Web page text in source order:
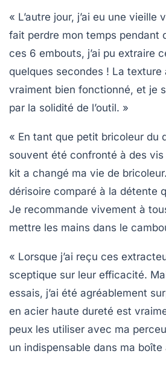
« L’autre jour, j’ai eu une vieille
fait perdre mon temps pendant
ces 6 embouts, j’ai pu extraire
quelques secondes ! La texture
vraiment bien fonctionné, et je
par la solidité de l’outil. »
« En tant que petit bricoleur du
souvent été confronté à des vis
kit a changé ma vie de
dérisoire comparé à la détente
Je recommande vivement à
mettre les mains dans le
« Lorsque j’ai reçu ces
sceptique sur leur efficacité.
essais, j’ai été agréablement
en acier haute dureté est
peux les utiliser avec ma
un indispensable dans ma boîte